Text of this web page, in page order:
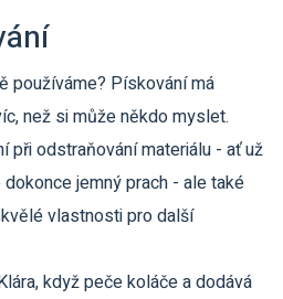
používáme? Pískování má
než si může někdo myslet.
při odstraňování materiálu - ať už
jemný prach - ale také
vlastnosti pro další
když peče koláče a dodává